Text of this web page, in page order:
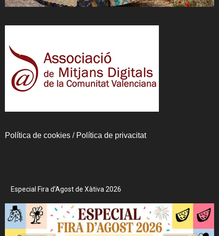
Política de cookies / Política de privacitat
Especial Fira d’Agost de Xàtiva 2026